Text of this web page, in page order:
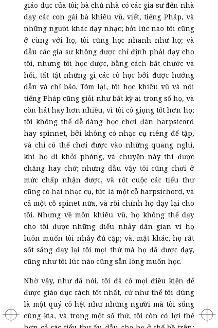
giáo dục của tôi; bà chủ nhà có các gia sư đến nhà
dạy các con gái bà khiêu vũ, viết, tiếng Pháp, và
những người khác dạy nhạc; bởi lúc nào tôi cũng
ở cùng với họ, tôi cũng học nhanh như họ; và
dẫu các gia sư không được chỉ định phải dạy cho
tôi, nhưng tôi học được, bằng cách bắt chước và
hỏi, tất tật những gì các cô học bởi được hướng
dẫn và chỉ bảo. Tóm lại, tôi học khiêu vũ và nói
tiếng Pháp cũng giỏi như bất kỳ ai trong số họ, và
còn hát hay hơn nhiều, vì tôi có giọng tốt hơn họ;
tôi không thể dễ dàng học chơi đàn harpsicord
hay spinnet, bởi không có nhạc cụ riêng để tập,
và chỉ có thể chơi được vào những quãng nghỉ,
khi họ đi khỏi phòng, và chuyện này thì được
chăng hay chớ; nhưng dẫu vậy tôi cũng chơi ở
mức chấp nhận được, và rốt cuộc các tiểu thư
cũng có hai nhạc cụ, tức là một cỗ harpsichord, và
cả một cỗ spinet nữa, và rồi chính họ dạy lại cho
tôi. Nhưng về môn khiêu vũ, họ không thể dạy
cho tôi được những điểu nhảy dân gian vì họ
luôn muốn tôi nhảy đủ cặp; và, mặt khác, họ rất
sốt sắng dạy lại tôi mọi thứ mà họ đã được dạy,
cũng như tôi lúc nào cũng sẵn lòng muốn học.
Nhờ vậy, như đã nói, tôi đã có mọi điều kiện để
được giáo dục cách tốt nhất, cứ như thể tôi đúng
là một quý cô hệt như những người mà tôi sống
cùng kia, và trong một số thứ, tôi còn có lợi thế